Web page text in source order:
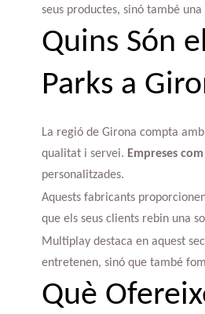
seus productes, sinó també
Quins Són
Parks a
La regió de Girona compta
qualitat i servei. Empreses
personalitzades.
Aquests fabricants
que els seus clients rebin una
Multiplay destaca en aquest
entretenen, sinó que també
Què